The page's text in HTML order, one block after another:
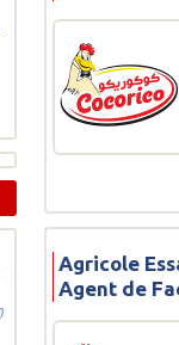
Agricole
Agent de